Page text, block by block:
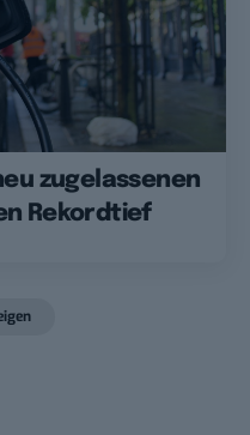
zugelassenen
Rekordtief